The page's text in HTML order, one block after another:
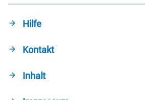
Hilfe
Kontakt
Inhalt